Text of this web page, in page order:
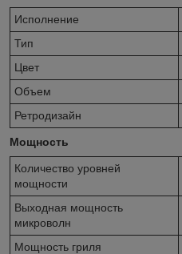
Исполнение
Тип
Цвет
Объем
Ретродизайн
Мощность
Количество уровней
мощности
Выходная мощность
микроволн
Мощность гриля